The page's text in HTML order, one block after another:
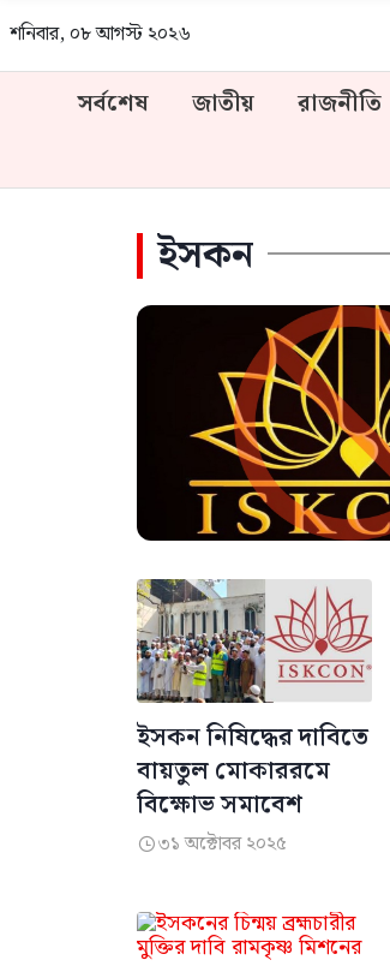
শনিবার, ০৮ আগস্ট ২০২৬
সর্বশেষ জাতীয় রাজনীতি
ইসকন
ইসকন নিষিদ্ধের দাবিতে
বায়তুল মোকাররমে
বিক্ষোভ সমাবেশ
৩১ অক্টোবর ২০২৫